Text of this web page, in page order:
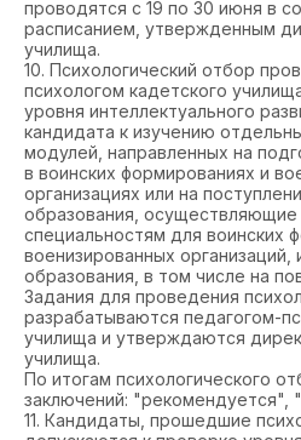
проводятся с 19 по 30 июня в
расписанием, утвержденным
училища.
10. Психологический отбор
психологом кадетского
уровня интеллектуального
кандидата к изучению
модулей, направленных на
в воинских формированиях и
организациях или на
образования, осуществляющие
специальностям для воинских
военизированных
образования, в том числе на
Задания для проведения
разрабатываются педагогом-
училища и утверждаются
училища.
По итогам психологического
заключений: "рекомендуется",
11. Кандидаты, прошедшие